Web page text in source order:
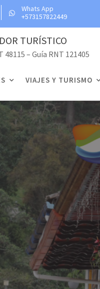
Whats App
+573157822449
TURÍSTICO
– Guía RNT 121405
VIAJES Y TURISMO